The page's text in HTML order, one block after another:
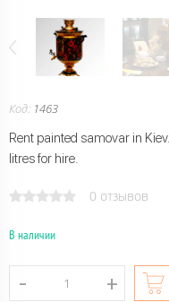
Код: 1463
Rent painted samovar in
litres for hire.
0 отзывов
В наличии